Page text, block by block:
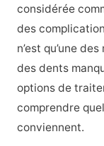
considérée
des
n’est qu’une
des dents
options de
comprendre
conviennent.